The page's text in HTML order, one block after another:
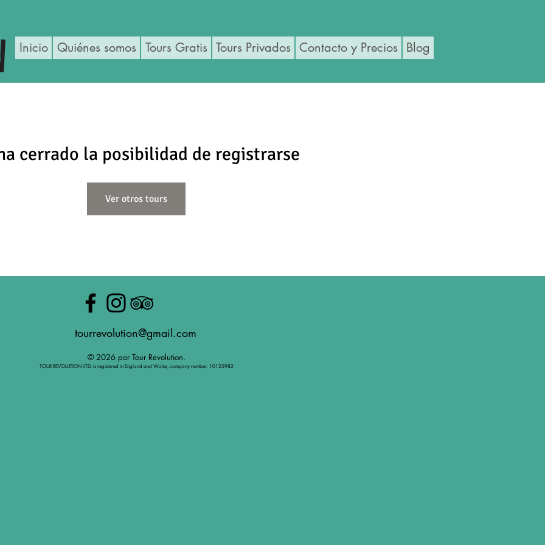
Inicio Quiénes somos Tours Gratis Tours Privados Contacto y Precios Blog
cerrado la posibilidad de registrarse
Ver otros tours
tourrevolution@gmail.com
© 2026 por Tour Revolution.
TOUR REVOLUTION LTD. is registered in England and Wales, company number: 10125982